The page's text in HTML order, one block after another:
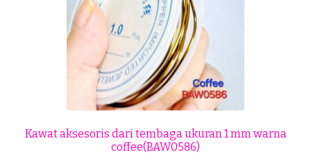
Cara Order
Tutorial Step by Step
Kawat aksesoris dari tembaga ukuran 1 mm warna
coffee(BAW0586)